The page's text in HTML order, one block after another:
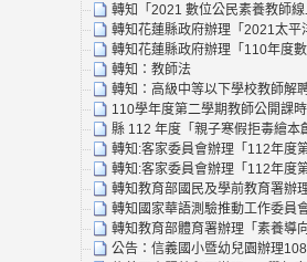
轉知「2021 數位公民素養教師
轉知花蓮縣政府辦理「2021太
轉知花蓮縣政府辦理「110年度
轉知：教師法
轉知：高級中等以下學校教師解
110學年度第二學期教師公開課
縣 112 年度「親子寒假拒毒繪本
轉知:客家委員會辦理「112年度
轉知:客家委員會辦理「112年度
轉知教育部國民及學前教育署辦
轉知國家華語測驗推動工作委員
轉知教育部體育署辦理「素養導
公告：信義國小暨幼兒園辦理